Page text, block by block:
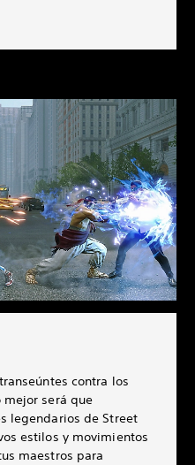
contra los
será que
legendarios de Street
estilos y movimientos
maestros para